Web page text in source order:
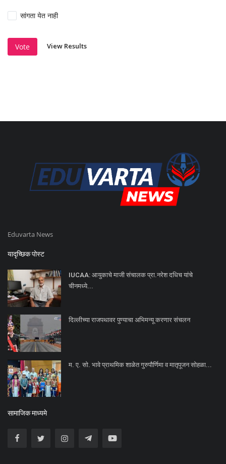
सांगता येत नाही
Vote View Results
Eduvarta News
यादृच्छिक पोस्ट
IUCAA: आयुकाचे माजी संचालक प्रा.नरेश दधिच यांचे
चीनमध्ये...
दिल्लीच्या राजपथावर पुण्याचा अभिमन्यू करणार संचलन
म. ए. सो. भावे प्राथमिक शाळेत गुरुपौर्णिमा व मातृपूजन सोहळा...
सामाजिक माध्यमे